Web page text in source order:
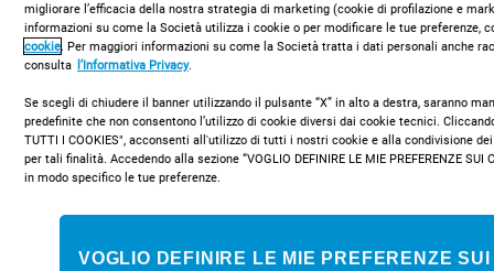
KN1G11S(W)/I S
Cucina elettrica a libera installazione
Indesit: 50 cm - KN1G11S(W)/I S
migliorare l’efficacia della nostra strategia di marketing (cookie di profilazione e
informazioni su come la Società utilizza i cookie o per modificare le tue preferenze,
cookie. Per maggiori informazioni su come la Società tratta i dati personali anche
consulta l’Informativa Privacy.
Se scegli di chiudere il banner utilizzando il pulsante “X” in alto a destra, saranno
predefinite che non consentono l’utilizzo di cookie diversi dai cookie tecnici.
TUTTI I COOKIES", acconsenti all'utilizzo di tutti i nostri cookie e alla condivisione
per tali finalità. Accedendo alla sezione “VOGLIO DEFINIRE LE MIE PREFERENZE SUI
in modo specifico le tue preferenze.
VOGLIO DEFINIRE LE MIE PREFERENZE